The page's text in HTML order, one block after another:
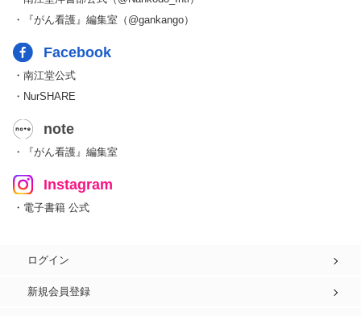
・『がん看護』編集室（@gankango）
Facebook
・南江堂公式
・NurSHARE
note
・『がん看護』編集室
Instagram
・電子書籍 公式
ログイン
新規会員登録